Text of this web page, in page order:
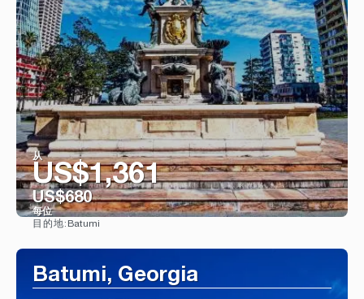
从
US$1,361
US$680
每位
目的地: Batumi
Batumi, Georgia